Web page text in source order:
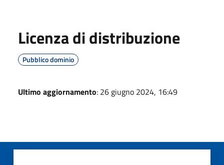
Licenza di distribuzione
Pubblico dominio
Ultimo aggiornamento: 26 giugno 2024, 16:49